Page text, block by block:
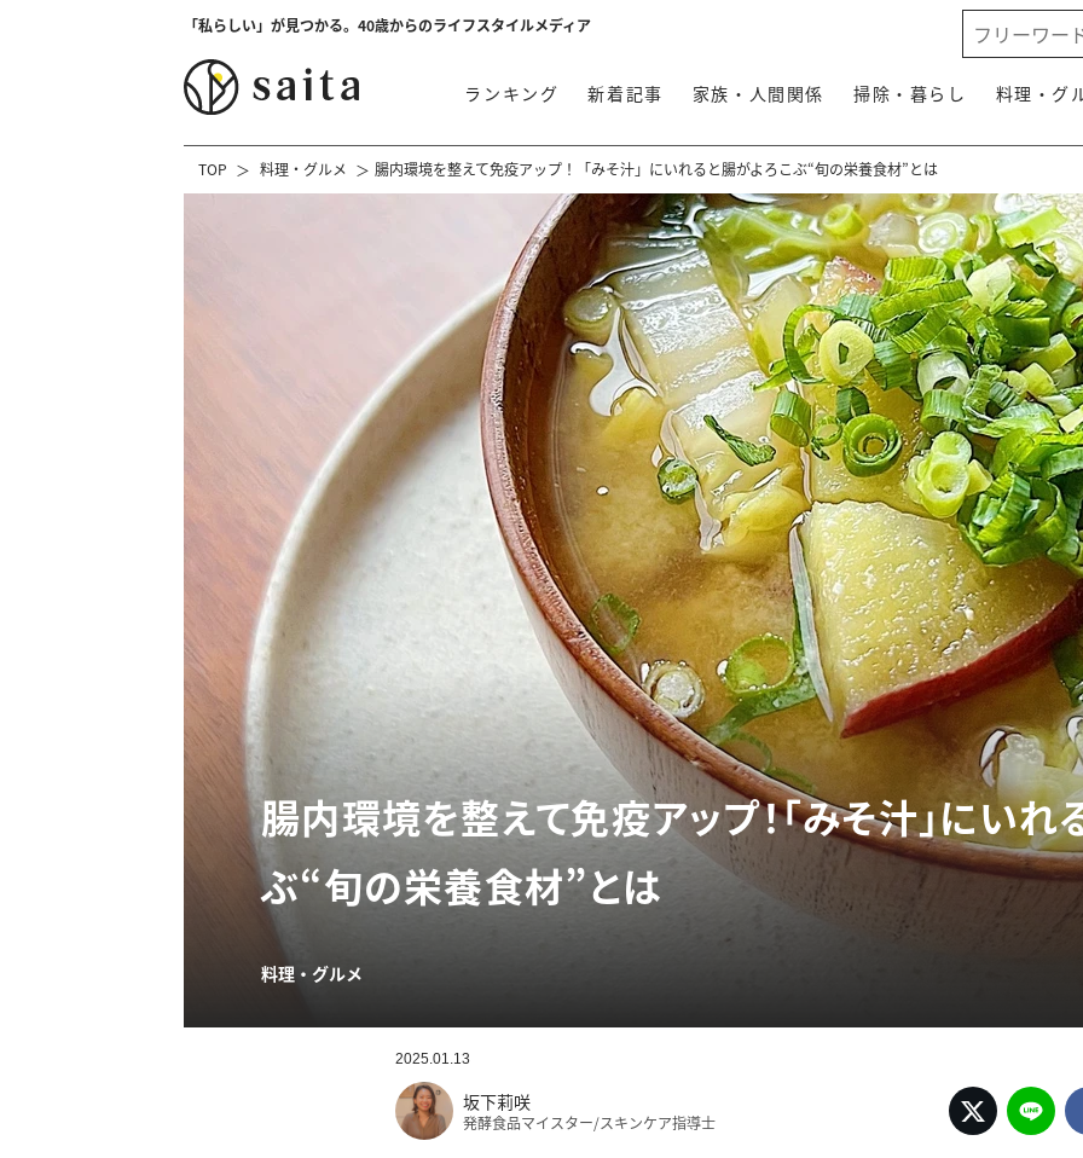
「私らしい」が見つかる。40歳からのライフスタイルメディア
ランキング 新着記事 家族・人間関係 掃除・暮らし 料理・グ
TOP 料理・グルメ 腸内環境を整えて免疫アップ！「みそ汁」にいれると腸がよろこぶ“旬の栄養食材”とは
腸内環境を整えて免疫アップ！「みそ汁」にいれ
ぶ“旬の栄養食材”とは
料理・グルメ
2025.01.13
坂下莉咲
発酵食品マイスター/スキンケア指導士